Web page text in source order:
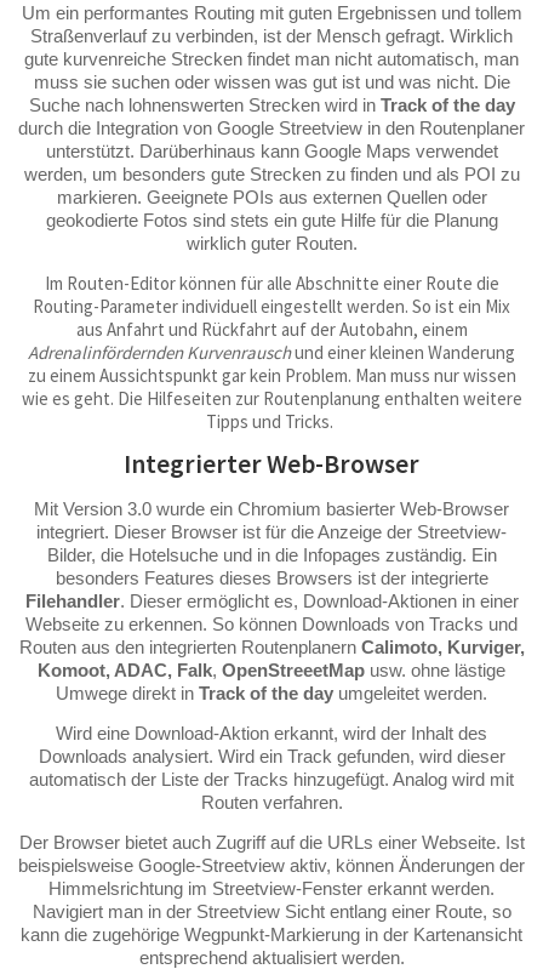
Um ein performantes Routing mit guten Ergebnissen und tollem
Straßenverlauf zu verbinden, ist der Mensch gefragt. Wirklich
gute kurvenreiche Strecken findet man nicht automatisch, man
muss sie suchen oder wissen was gut ist und was nicht. Die
Suche nach lohnenswerten Strecken wird in Track of the day
durch die Integration von Google Streetview in den Routenplaner
unterstützt. Darüberhinaus kann Google Maps verwendet
werden, um besonders gute Strecken zu finden und als POI zu
markieren. Geeignete POIs aus externen Quellen oder
geokodierte Fotos sind stets ein gute Hilfe für die Planung
wirklich guter Routen.
Im Routen-Editor können für alle Abschnitte einer Route die
Routing-Parameter individuell eingestellt werden. So ist ein Mix
aus Anfahrt und Rückfahrt auf der Autobahn, einem
Adrenalinfördernden Kurvenrauschund einer kleinen Wanderung
zu einem Aussichtspunkt gar kein Problem. Man muss nur wissen
wie es geht. Die Hilfeseiten zur Routenplanung enthalten weitere
Tipps und Tricks.
Integrierter Web-Browser
Mit Version 3.0 wurde ein Chromium basierter Web-Browser
integriert. Dieser Browser ist für die Anzeige der Streetview-
Bilder, die Hotelsuche und in die Infopages zuständig. Ein
besonders Features dieses Browsers ist der integrierte
Filehandler. Dieser ermöglicht es, Download-Aktionen in einer
Webseite zu erkennen. So können Downloads von Tracks und
Routen aus den integrierten Routenplanern Calimoto, Kurviger,
Komoot, ADAC, Falk, OpenStreeetMap usw. ohne lästige
Umwege direkt in Track of the day umgeleitet werden.
Wird eine Download-Aktion erkannt, wird der Inhalt des
Downloads analysiert. Wird ein Track gefunden, wird dieser
automatisch der Liste der Tracks hinzugefügt. Analog wird mit
Routen verfahren.
Der Browser bietet auch Zugriff auf die URLs einer Webseite. Ist
beispielsweise Google-Streetview aktiv, können Änderungen der
Himmelsrichtung im Streetview-Fenster erkannt werden.
Navigiert man in der Streetview Sicht entlang einer Route, so
kann die zugehörige Wegpunkt-Markierung in der Kartenansicht
entsprechend aktualisiert werden.